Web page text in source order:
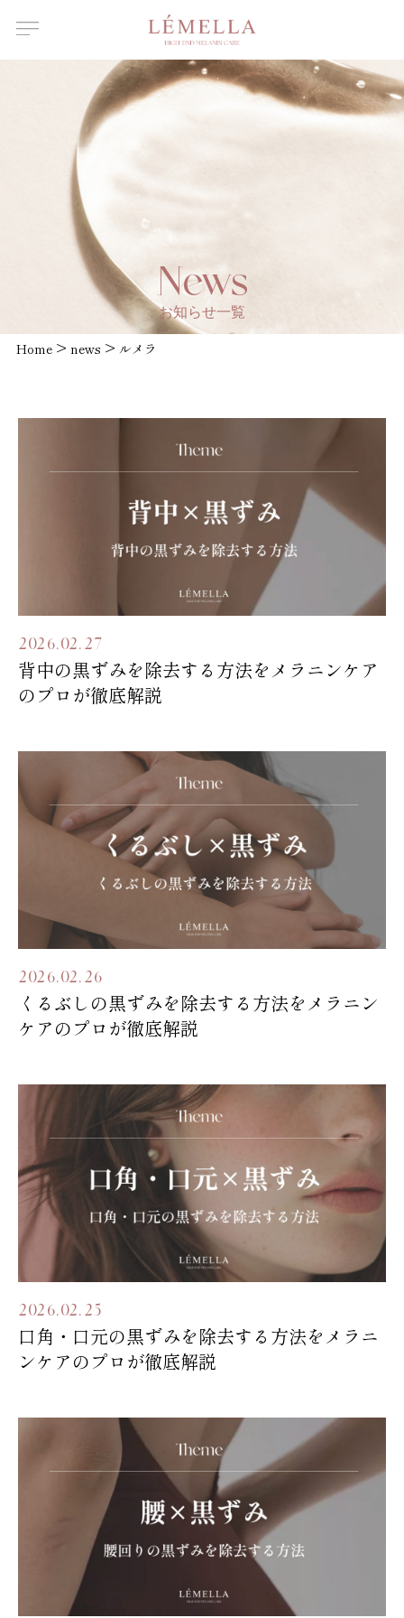
About Us
ルメラについて
Features
ルメラの特徴
Introductory
course
ルメラ導入講習について
Certified
Instructor
認定講師一覧
Salons /
Clinics
News
お知らせ
News
お知らせ一覧
Home > news > ルメラ
2026.02.27
背中の黒ずみを除去する方法をメラニンケア
のプロが徹底解説
2026.02.26
くるぶしの黒ずみを除去する方法をメラニン
ケアのプロが徹底解説
2026.02.25
口角・口元の黒ずみを除去する方法をメラニ
ンケアのプロが徹底解説